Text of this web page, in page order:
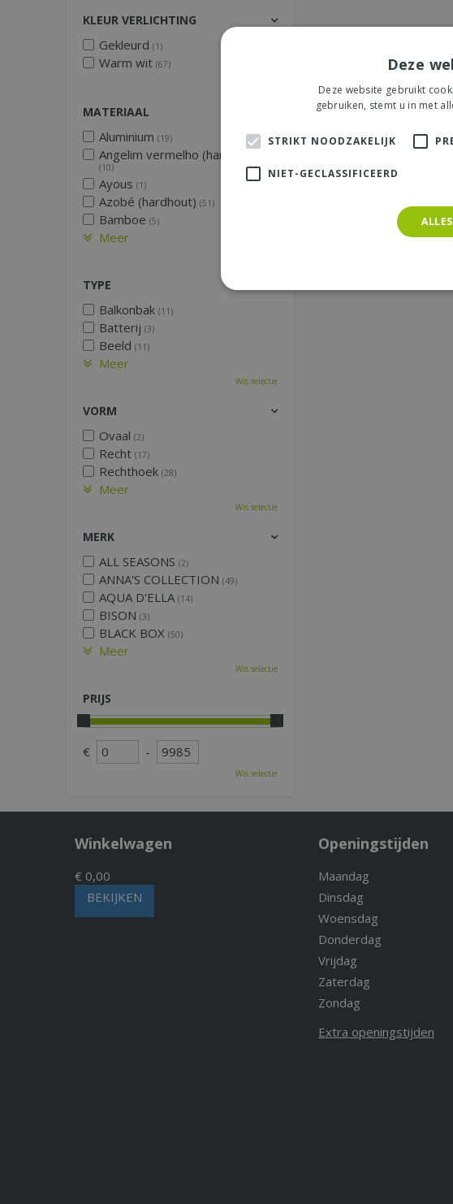
KLEUR VERLICHTING
Gekleurd (1)
Warm wit (67)
MATERIAAL
Aluminium (19)
Angelim vermelho (hardhout)
(10)
Ayous (1)
Azobé (hardhout) (51)
Bamboe (5)
Meer
TYPE
Balkonbak (11)
Batterij (3)
Beeld (11)
Meer
Wis selectie
VORM
Ovaal (2)
Recht (17)
Rechthoek (28)
Meer
Wis selectie
MERK
ALL SEASONS (2)
ANNA'S COLLECTION (49)
AQUA D'ELLA (14)
BISON (3)
BLACK BOX (50)
Meer
Wis selectie
PRIJS
€ -
Wis selectie
Winkelwagen
€ 0,00
BEKIJKEN
Openingstijden
Maandag
Dinsdag
Woensdag
Donderdag
Vrijdag
Zaterdag
Zondag
Extra openingstijden
Deze
Deze website gebruikt
gebruiken, stemt u in met
STRIKT NOODZAKELIJK
NIET-GECLASSIFICEERD